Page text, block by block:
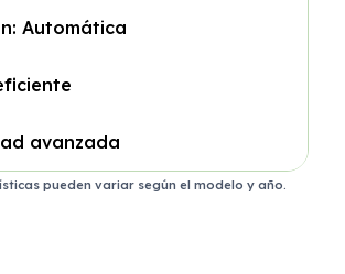
Automática
avanzada
pueden variar según el modelo y año.